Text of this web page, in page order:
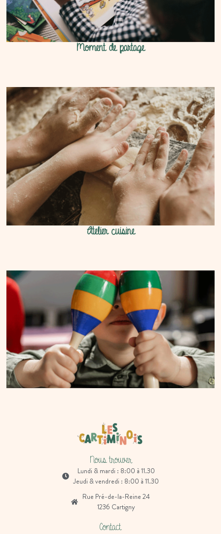
Moment de partage
Atelier cuisine
Nous trouver
Lundi & mardi : 8:00 à 11.30
Jeudi & vendredi : 8:00 à 11.30
Rue Pré-de-la-Reine 24
1236 Cartigny
Contact